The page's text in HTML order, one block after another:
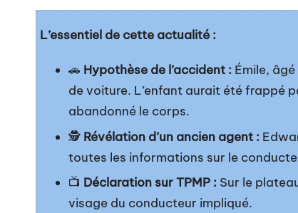
L’essentiel de cette actualité :
🚗 Hypothèse de l’accident : Émile,
de voiture. L’enfant aurait été frappé
abandonné le corps.
🕵️ Révélation d’un ancien agent :
toutes les informations sur le
📺 Déclaration sur TPMP : Sur le
visage du conducteur impliqué.